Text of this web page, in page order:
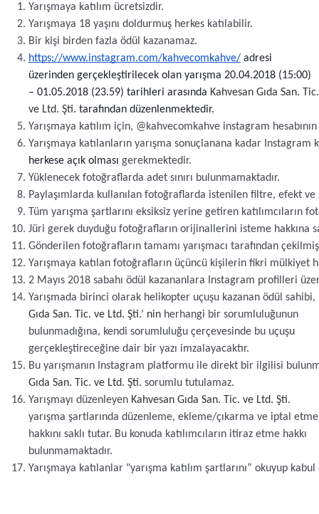
Yarışmaya katılım ücretsizdir.
Yarışmaya 18 yaşını doldurmuş herkes katılabilir.
Bir kişi birden fazla ödül kazanamaz.
https://www.instagram.com/kahvecomkahve/ adresi
üzerinden gerçekleştirilecek olan yarışma 20.04.2018 (15:00)
– 01.05.2018 (23.59) tarihleri arasında Kahvesan Gıda San. Tic.
ve Ltd. Şti. tarafından düzenlenmektedir.
Yarışmaya katılım için, @kahvecomkahve instagram
Yarışmaya katılanların yarışma sonuçlanana kadar
herkese açık olması gerekmektedir.
Yüklenecek fotoğraflarda adet sınırı bulunmamaktadır.
Paylaşımlarda kullanılan fotoğraflarda istenilen filtre, efekt
Tüm yarışma şartlarını eksiksiz yerine getiren
Jüri gerek duyduğu fotoğrafların orijinallerini isteme hakkına
Gönderilen fotoğrafların tamamı yarışmacı tarafından
Yarışmaya katılan fotoğrafların üçüncü kişilerin fikri mülkiyet
2 Mayıs 2018 sabahı ödül kazananlara Instagram profilleri
Yarışmada birinci olarak helikopter uçuşu kazanan ödül sahibi,
Gıda San. Tic. ve Ltd. Şti.’ nin herhangi bir sorumluluğunun
bulunmadığına, kendi sorumluluğu çerçevesinde bu uçuşu
gerçekleştireceğine dair bir yazı imzalayacaktır.
Bu yarışmanın Instagram platformu ile direkt bir ilgilisi
Gıda San. Tic. ve Ltd. Şti. sorumlu tutulamaz.
Yarışmayı düzenleyen Kahvesan Gıda San. Tic. ve Ltd. Şti.
yarışma şartlarında düzenleme, ekleme/çıkarma ve iptal etme
hakkını saklı tutar. Bu konuda katılımcıların itiraz etme hakkı
bulunmamaktadır.
Yarışmaya katılanlar "yarışma katılım şartlarını” okuyup kabul